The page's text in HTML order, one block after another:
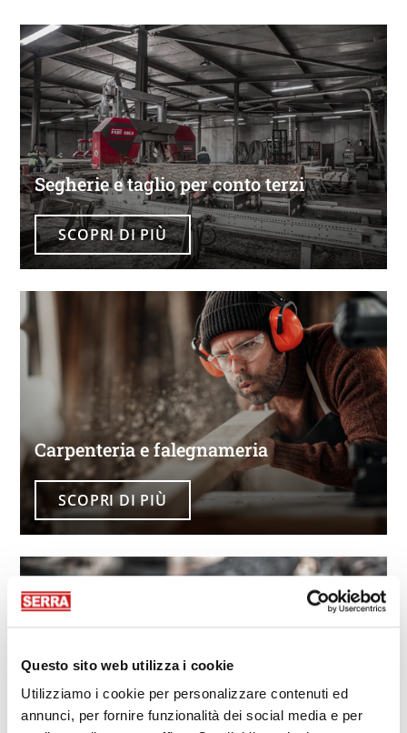
Questo sito web utilizza i cookie
Utilizziamo i cookie per personalizzare contenuti ed
annunci, per fornire funzionalità dei social media e per
Segherie e taglio per conto terzi
SCOPRI DI PIÙ
Carpenteria e falegnameria
SCOPRI DI PIÙ
Selvicoltura